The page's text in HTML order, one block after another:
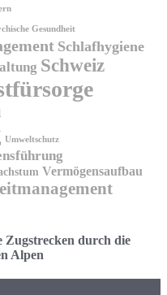
Gesundheit
Schlafhygiene
Schweiz
Umweltschutz
Vermögensaufbau
Zugstrecken durch die
Alpen